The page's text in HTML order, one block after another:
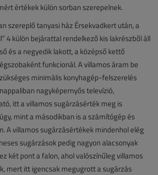
értékek külön sorban szerepelnek.
szereplő tanyasi ház Érsekvadkert után, a
4 külön bejárattal rendelkező kis lakrészből áll
és a negyedik lakott, a középső kettő
funkcionál. A villamos áram be
minimális konyhagép-felszerelés
nagyképernyős televízió,
itt a villamos sugárzásérték meg is
mint a másodikban is a számítógép és
A villamos sugárzásértékek mindenhol elég
sugárzások pedig nagyon alacsonyak
két pont a falon, ahol valószínűleg villamos
mert itt igencsak megugrott a sugárzás